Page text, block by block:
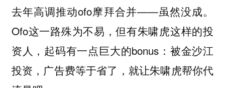
去年高调推动ofo摩拜合并——虽然没成。
Ofo这一路殊为不易，但有朱啸虎这样的投
资人，起码有一点巨大的bonus：被金沙江
投资，广告费等于省了，就让朱啸虎帮你代